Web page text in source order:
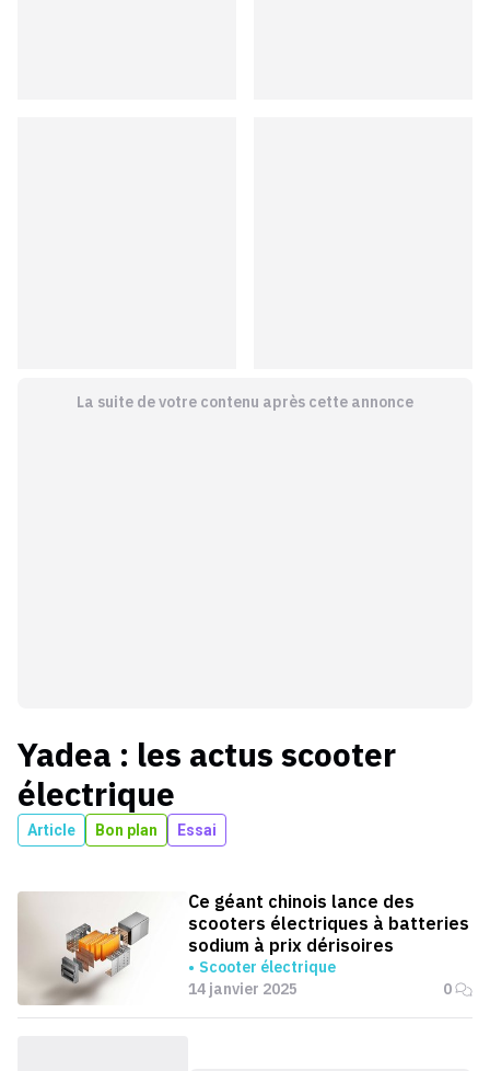
La suite de votre contenu après cette annonce
Yadea : les actus scooter
électrique
Article Bon plan Essai
Ce géant chinois lance des
scooters électriques à batteries
sodium à prix dérisoires
Scooter électrique
14 janvier 2025
0